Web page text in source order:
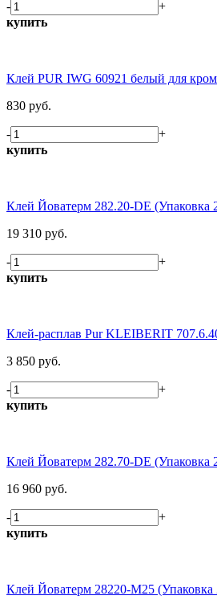
-
+
купить
Клей PUR IWG 60921 белый для
830 руб.
-
+
купить
Клей Йоватерм 282.20-DE (Упаковка
19 310 руб.
-
+
купить
Клей-расплав Pur KLEIBERIT
3 850 руб.
-
+
купить
Клей Йоватерм 282.70-DE (Упаковка
16 960 руб.
-
+
купить
Клей Йоватерм 28220-М25 (Упаковка